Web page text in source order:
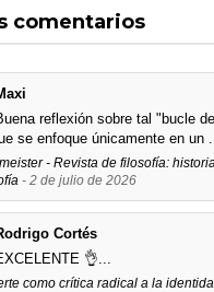
comentarios
reflexión sobre tal "bucle
se enfoque únicamente en un
- Revista de filosofía:
- 2 de julio de 2026
Cortés
👌...
como crítica radical a la